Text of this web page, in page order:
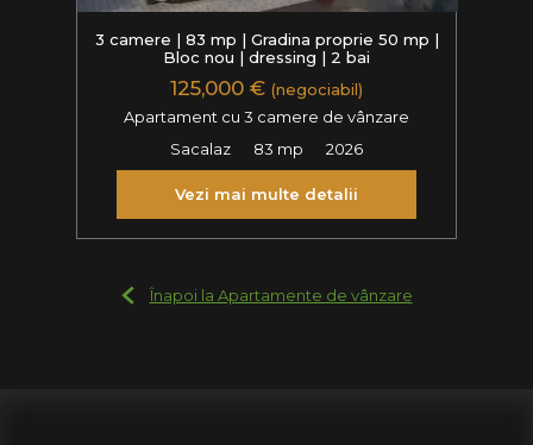
3 camere | 83 mp | Gradina proprie 50 mp |
Bloc nou | dressing | 2 bai
125,000 € (negociabil)
Apartament cu 3 camere de vânzare
Sacalaz
83 mp 2026
Vezi mai multe detalii
Înapoi la Apartamente de vânzare